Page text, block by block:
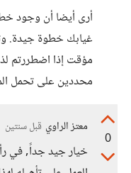
أرى أيضا أن وجود
غيابك خطوة جيدة.
مؤقت إذا اضطررتم
محددين على تحمل
0
معتز الراوي قبل سنتين
خيار جيد جداً, في